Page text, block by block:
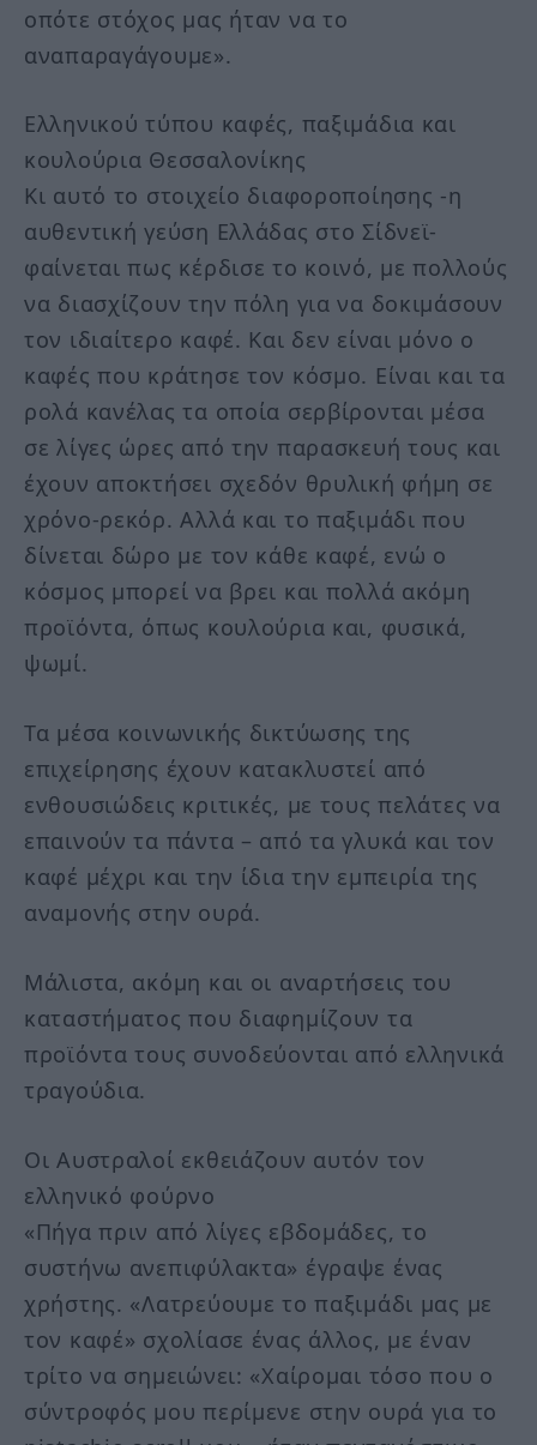
οπότε στόχος μας ήταν να το
αναπαραγάγουμε».
Ελληνικού τύπου καφές, παξιμάδια και
κουλούρια Θεσσαλονίκης
Κι αυτό το στοιχείο διαφοροποίησης -η
αυθεντική γεύση Ελλάδας στο Σίδνεϊ-
φαίνεται πως κέρδισε το κοινό, με πολλούς
να διασχίζουν την πόλη για να δοκιμάσουν
τον ιδιαίτερο καφέ. Και δεν είναι μόνο ο
καφές που κράτησε τον κόσμο. Είναι και τα
ρολά κανέλας τα οποία σερβίρονται μέσα
σε λίγες ώρες από την παρασκευή τους και
έχουν αποκτήσει σχεδόν θρυλική φήμη σε
χρόνο-ρεκόρ. Αλλά και το παξιμάδι που
δίνεται δώρο με τον κάθε καφέ, ενώ ο
κόσμος μπορεί να βρει και πολλά ακόμη
προϊόντα, όπως κουλούρια και, φυσικά,
ψωμί.
Τα μέσα κοινωνικής δικτύωσης της
επιχείρησης έχουν κατακλυστεί από
ενθουσιώδεις κριτικές, με τους πελάτες να
επαινούν τα πάντα – από τα γλυκά και τον
καφέ μέχρι και την ίδια την εμπειρία της
αναμονής στην ουρά.
Μάλιστα, ακόμη και οι αναρτήσεις του
καταστήματος που διαφημίζουν τα
προϊόντα τους συνοδεύονται από ελληνικά
τραγούδια.
Οι Αυστραλοί εκθειάζουν αυτόν τον
ελληνικό φούρνο
«Πήγα πριν από λίγες εβδομάδες, το
συστήνω ανεπιφύλακτα» έγραψε ένας
χρήστης. «Λατρεύουμε το παξιμάδι μας με
τον καφέ» σχολίασε ένας άλλος, με έναν
τρίτο να σημειώνει: «Χαίρομαι τόσο που ο
σύντροφός μου περίμενε στην ουρά για το